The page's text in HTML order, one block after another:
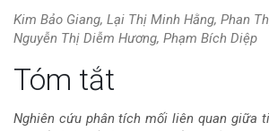
Kim Bảo Giang, Lại Thị Minh Hằng, Phan
Nguyễn Thị Diễm Hương, Phạm Bích Diệp
Nội
dung
Tóm tắt
Nghiên cứu phân tích mối liên quan giữa